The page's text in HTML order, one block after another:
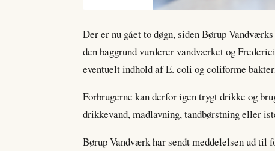
Der er nu gået to døgn, siden Børup
den baggrund vurderer vandværket og
eventuelt indhold af E. coli og coliforme
Forbrugerne kan derfor igen trygt drikke og
drikkevand, madlavning, tandbørstning eller
Børup Vandværk har sendt meddelelsen ud til